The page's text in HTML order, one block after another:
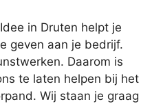
in Druten helpt je
geven aan je bedrijf.
Daarom is
te laten helpen bij het
Wij staan je graag